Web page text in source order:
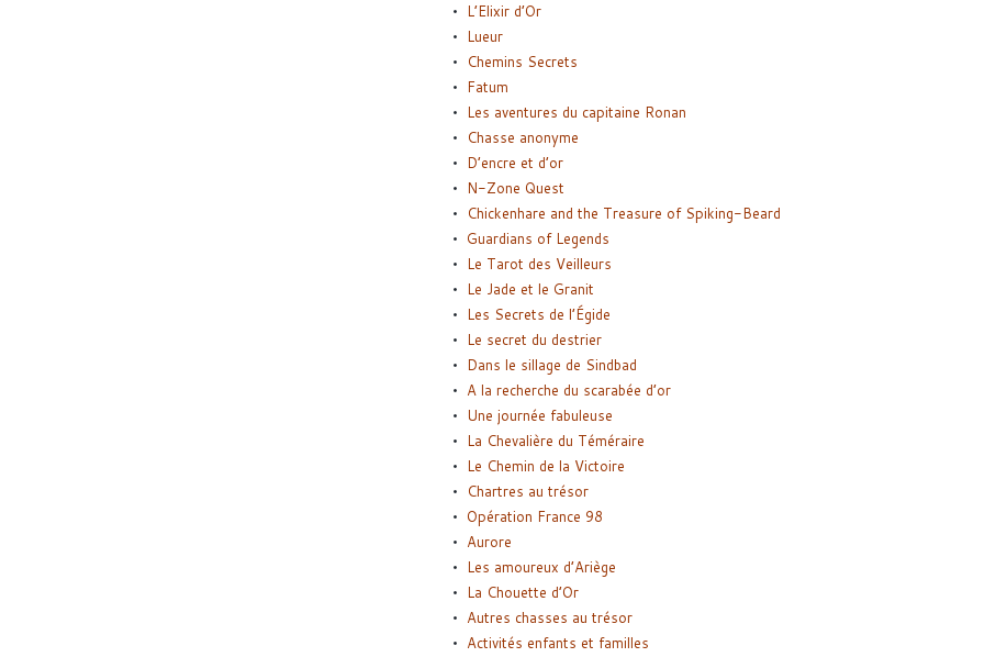
L’Elixir d’Or
Lueur
Chemins Secrets
Fatum
Les aventures du capitaine Ronan
Chasse anonyme
D’encre et d’or
N-Zone Quest
Chickenhare and the Treasure of Spiking-Beard
Guardians of Legends
Le Tarot des Veilleurs
Le Jade et le Granit
Les Secrets de l’Égide
Le secret du destrier
Dans le sillage de Sindbad
A la recherche du scarabée d’or
Une journée fabuleuse
La Chevalière du Téméraire
Le Chemin de la Victoire
Chartres au trésor
Opération France 98
Aurore
Les amoureux d’Ariège
La Chouette d’Or
Autres chasses au trésor
Activités enfants et familles